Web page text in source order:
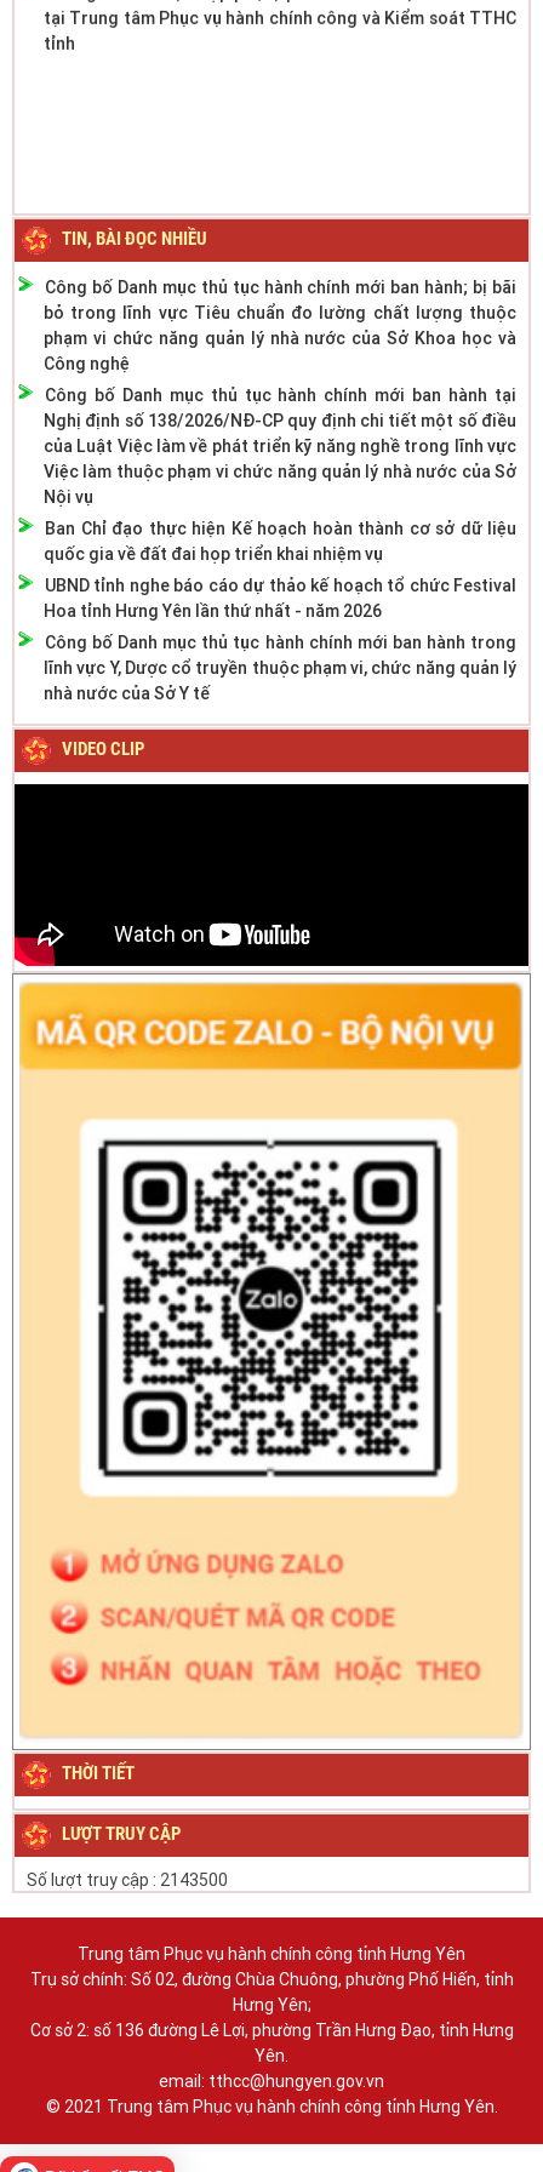
tỉnh
TIN, BÀI ĐỌC NHIỀU
Công bố Danh mục thủ tục hành chính mới ban hành; bị bãi
bỏ trong lĩnh vực Tiêu chuẩn đo lường chất lượng thuộc
phạm vi chức năng quản lý nhà nước của Sở Khoa học và
Công nghệ
Công bố Danh mục thủ tục hành chính mới ban hành tại
Nghị định số 138/2026/NĐ-CP quy định chi tiết một số điều
của Luật Việc làm về phát triển kỹ năng nghề trong lĩnh vực
Việc làm thuộc phạm vi chức năng quản lý nhà nước của Sở
Nội vụ
Ban Chỉ đạo thực hiện Kế hoạch hoàn thành cơ sở dữ liệu
quốc gia về đất đai họp triển khai nhiệm vụ
UBND tỉnh nghe báo cáo dự thảo kế hoạch tổ chức Festival
Hoa tỉnh Hưng Yên lần thứ nhất - năm 2026
Công bố Danh mục thủ tục hành chính mới ban hành trong
lĩnh vực Y, Dược cổ truyền thuộc phạm vi, chức năng quản lý
nhà nước của Sở Y tế
VIDEO CLIP
THỜI TIẾT
LƯỢT TRUY CẬP
Số lượt truy cập : 2143500
Trung tâm Phục vụ hành chính công tỉnh Hưng Yên
Trụ sở chính: Số 02, đường Chùa Chuông, phường Phố Hiến, tỉnh
Hưng Yên;
Cơ sở 2: số 136 đường Lê Lợi, phường Trần Hưng Đạo, tỉnh Hưng
Yên.
email: tthcc@hungyen.gov.vn
© 2021 Trung tâm Phục vụ hành chính công tỉnh Hưng Yên.